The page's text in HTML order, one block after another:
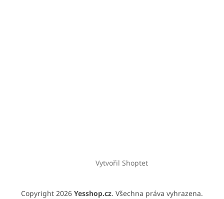
Vytvořil Shoptet
Copyright 2026 Yesshop.cz. Všechna práva vyhrazena.